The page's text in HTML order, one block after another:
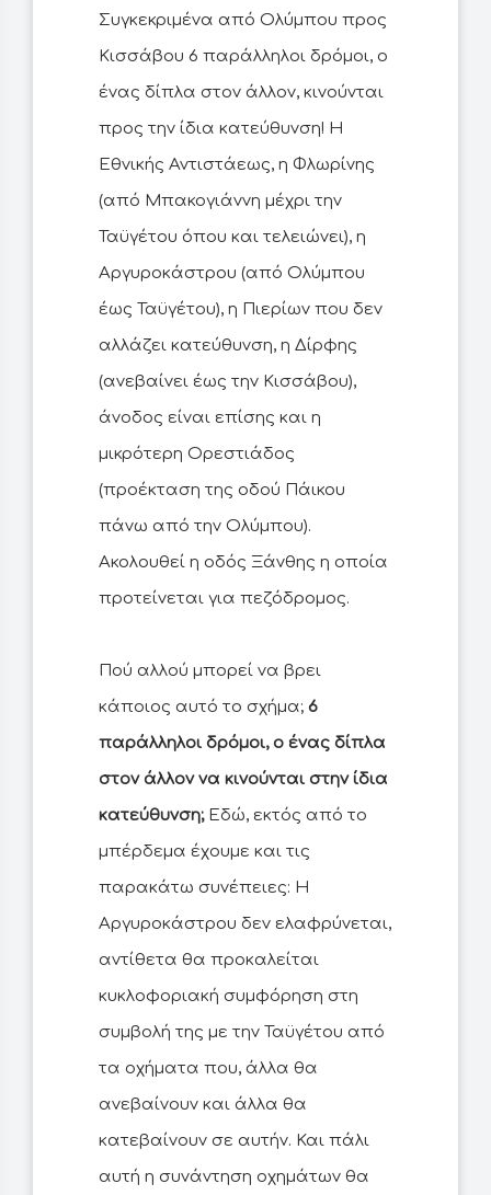
Συγκεκριμένα από Ολύμπου προς
Κισσάβου 6 παράλληλοι δρόμοι, ο
ένας δίπλα στον άλλον, κινούνται
προς την ίδια κατεύθυνση! Η
Εθνικής Αντιστάεως, η Φλωρίνης
(από Μπακογιάννη μέχρι την
Ταϋγέτου όπου και τελειώνει), η
Αργυροκάστρου (από Ολύμπου
έως Ταϋγέτου), η Πιερίων που δεν
αλλάζει κατεύθυνση, η Δίρφης
(ανεβαίνει έως την Κισσάβου),
άνοδος είναι επίσης και η
μικρότερη Ορεστιάδος
(προέκταση της οδού Πάικου
πάνω από την Ολύμπου).
Ακολουθεί η οδός Ξάνθης η οποία
προτείνεται για πεζόδρομος.
Πού αλλού μπορεί να βρει
κάποιος αυτό το σχήμα; 6
παράλληλοι δρόμοι, ο ένας δίπλα
στον άλλον να κινούνται στην ίδια
κατεύθυνση;Εδώ, εκτός από το
μπέρδεμα έχουμε και τις
παρακάτω συνέπειες: Η
Αργυροκάστρου δεν ελαφρύνεται,
αντίθετα θα προκαλείται
κυκλοφοριακή συμφόρηση στη
συμβολή της με την Ταϋγέτου από
τα οχήματα που, άλλα θα
ανεβαίνουν και άλλα θα
κατεβαίνουν σε αυτήν. Και πάλι
αυτή η συνάντηση οχημάτων θα